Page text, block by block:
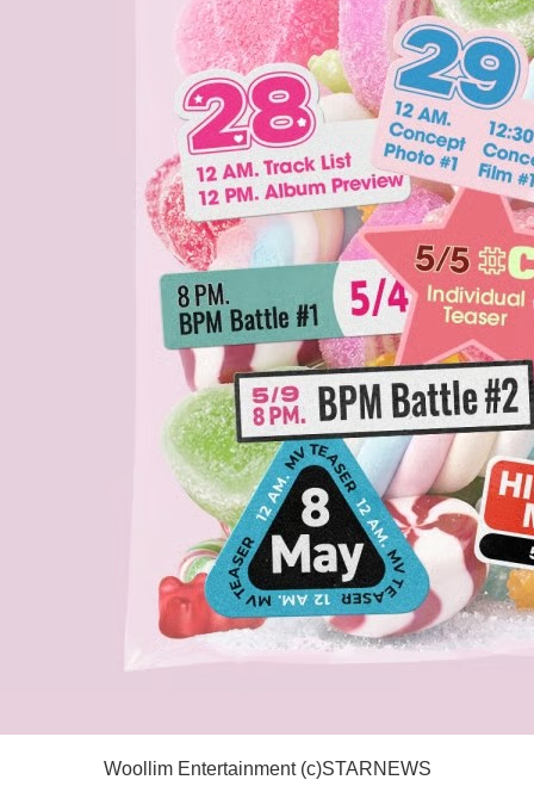
Woollim Entertainment (c)STARNEWS